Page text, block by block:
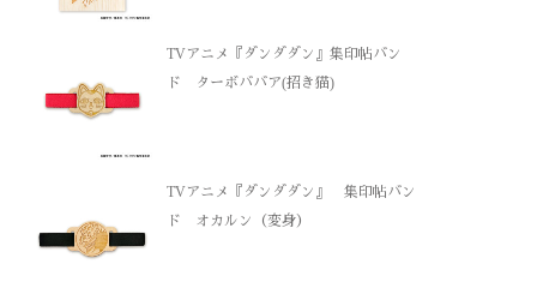
TVアニメ『ダンダダン』集印帖バン
ド ターボババア(招き猫)
TVアニメ『ダンダダン』 集印帖バン
ド オカルン（変身）